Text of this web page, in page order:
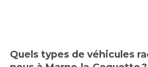
Quels types de véhicules